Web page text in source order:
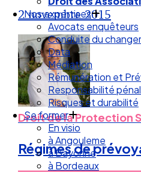
Nos expertises
Avocats enquêteurs
Conduite du
Data
Médiation
Rémunération et
Responsabilité
Risques et durabilité
Se former
En visio
à Angouleme
à Bayonne
à Bordeaux
2 novembre 2015
Droit de la Protection
Régimes de